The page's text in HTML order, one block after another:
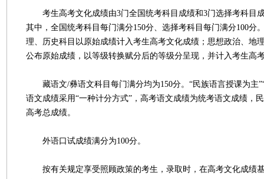
考生高考文化成绩由3门全国统考科目成绩和3门选择考科目
其中，全国统考科目每门满分150分、选择考科目每门满分100分
理、历史科目以原始成绩计入考生高考文化成绩；思想政治、地
公布原始成绩，以等级转换赋分后的等级分呈现，并计入考生高
藏语文/彝语文科目每门满分均为150分。“民族语言授课为主
语文成绩采用“一种计分方式”，高考语文成绩为统考语文成绩，
高考总成绩。
外语口试成绩满分为100分。
按有关规定享受照顾政策的考生，录取时，在高考文化成绩